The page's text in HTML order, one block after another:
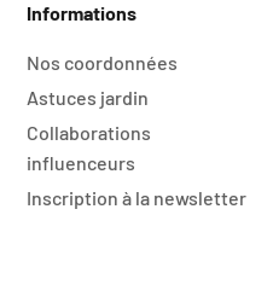
Informations
Nos coordonnées
Astuces jardin
Collaborations
influenceurs
Inscription à la newsletter